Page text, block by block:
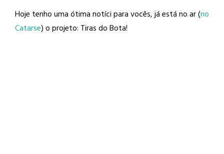
Hoje tenho uma ótima notíci para vocês, já está no ar (no
Catarse) o projeto: Tiras do Bota!